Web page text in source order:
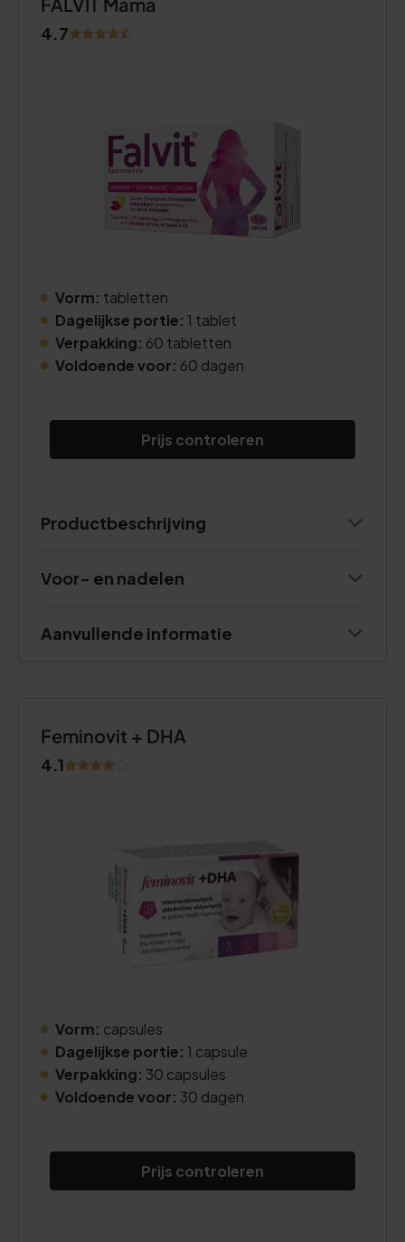
4.7
Vorm: tabletten
Dagelijkse portie: 1 tablet
Verpakking: 60 tabletten
Voldoende voor: 60 dagen
Prijs controleren
Productbeschrijving
Voor- en nadelen
Aanvullende informatie
Feminovit + DHA
4.1
Vorm: capsules
Dagelijkse portie: 1 capsule
Verpakking: 30 capsules
Voldoende voor: 30 dagen
Prijs controleren